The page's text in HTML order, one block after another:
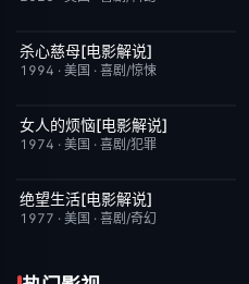
已完结
杀心慈母[电影解说]
1994 · 美国 · 喜剧/惊悚
已完结
女人的烦恼[电影解说]
1974 · 美国 · 喜剧/犯罪
已完结
绝望生活[电影解说]
1977 · 美国 · 喜剧/奇幻